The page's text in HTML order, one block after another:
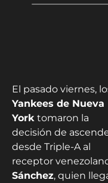
El pasado viernes,
Yankees de Nueva
York tomaron la
decisión de
desde Triple-A al
receptor
Sánchez, quien